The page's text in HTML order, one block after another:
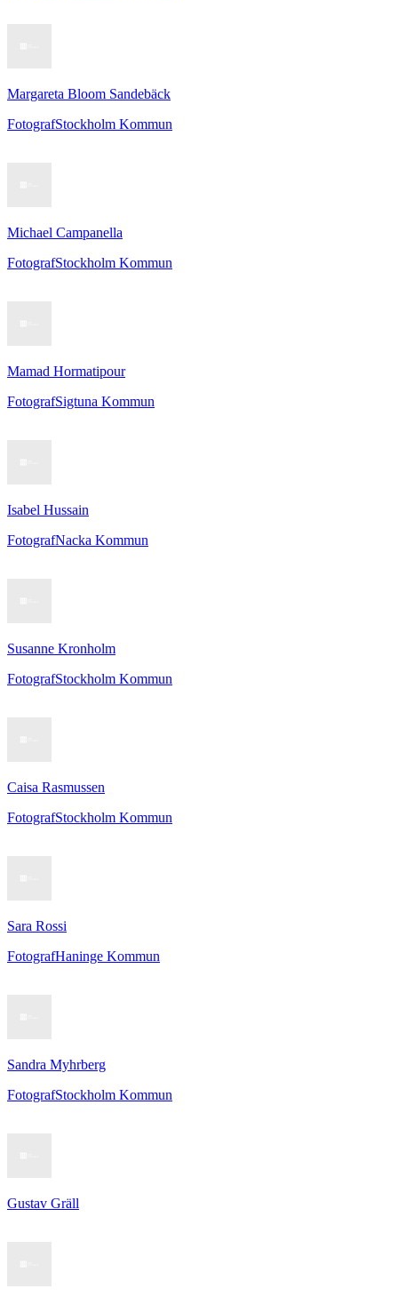
Margareta Bloom Sandebäck
FotografStockholm Kommun
Michael Campanella
FotografStockholm Kommun
Mamad Hormatipour
FotografSigtuna Kommun
Isabel Hussain
FotografNacka Kommun
Susanne Kronholm
FotografStockholm Kommun
Caisa Rasmussen
FotografStockholm Kommun
Sara Rossi
FotografHaninge Kommun
Sandra Myhrberg
FotografStockholm Kommun
Gustav Gräll